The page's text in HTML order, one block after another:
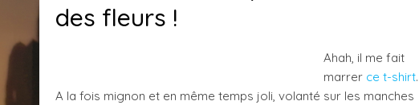
des fleurs !
Ahah, il me fait
marrer ce t-shirt.
A la fois mignon et en même temps joli, volanté sur les manches